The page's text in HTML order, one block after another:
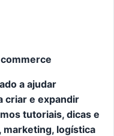
commerce
a ajudar
criar e expandir
tutoriais, dicas e
logística